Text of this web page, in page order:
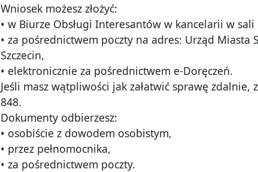
Wniosek możesz złożyć:
• w Biurze Obsługi Interesantów w kancelarii w
• za pośrednictwem poczty na adres: Urząd
Szczecin,
• elektronicznie za pośrednictwem e-Doręczeń.
Jeśli masz wątpliwości jak załatwić sprawę
848.
Dokumenty odbierzesz:
• osobiście z dowodem osobistym,
• przez pełnomocnika,
• za pośrednictwem poczty.